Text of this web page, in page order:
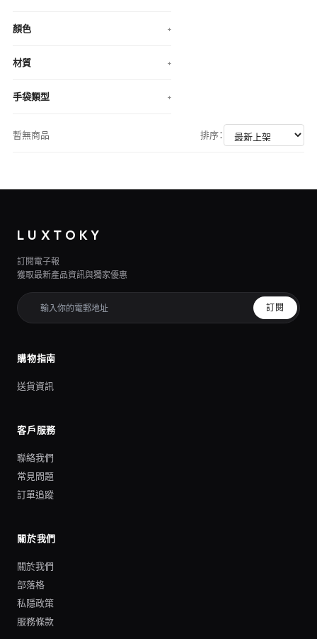
顏色 +
材質 +
手袋類型 +
暫無商品 排序：
LUXTOKY
訂閱電子報
獲取最新產品資訊與獨家優惠
訂閱
購物指南
送貨資訊
客戶服務
聯絡我們
常見問題
訂單追蹤
關於我們
關於我們
部落格
私隱政策
服務條款